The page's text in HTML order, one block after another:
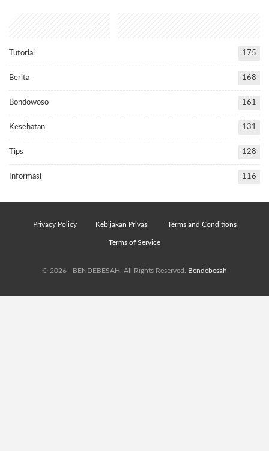
Popular Categories
Tutorial 175
Berita 168
Bondowoso 161
Kesehatan 131
Tips 128
Informasi 116
Privacy Policy Kebijakan Privasi Terms and Conditions
Terms of Service
© 2026 - BENDEBESAH. All Rights Reserved. Bendebesah